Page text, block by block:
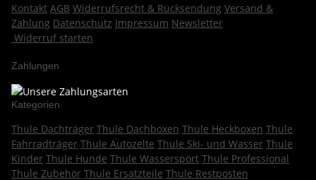
Kontakt AGB Widerrufsrecht & Rücksendung Versand &
Zahlung Datenschutz Impressum Newsletter
Widerruf starten
Zahlungen
Kategorien
Thule Dachträger Thule Dachboxen Thule Heckboxen Thule
Fahrradträger Thule Autozelte Thule Ski- und Wasser Thule
Kinder Thule Hunde Thule Wassersport Thule Professional
Thule Zubehör Thule Ersatzteile Thule Restposten